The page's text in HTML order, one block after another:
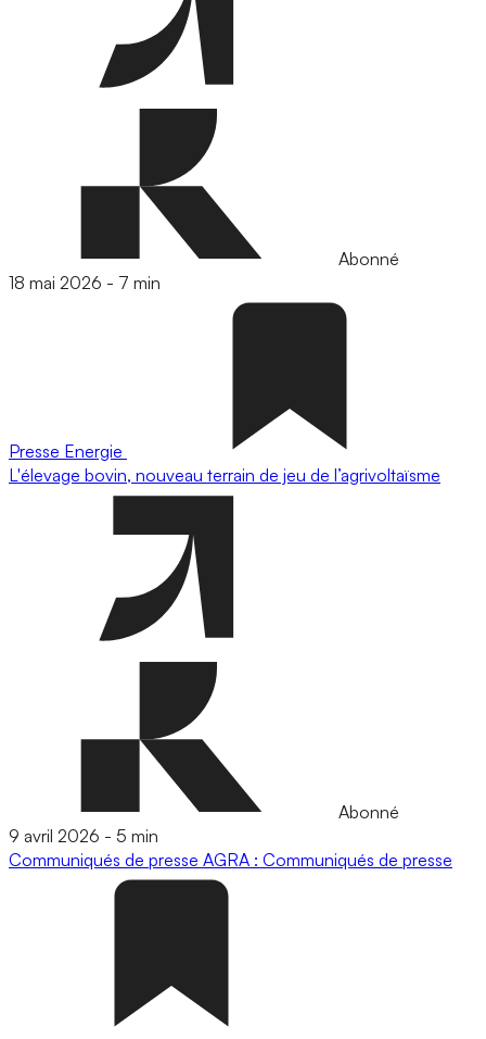
Abonné
18 mai 2026 - 7 min
Presse Energie
L'élevage bovin, nouveau terrain de jeu de l’agrivoltaïsme
Abonné
9 avril 2026 - 5 min
Communiqués de presse AGRA : Communiqués de presse